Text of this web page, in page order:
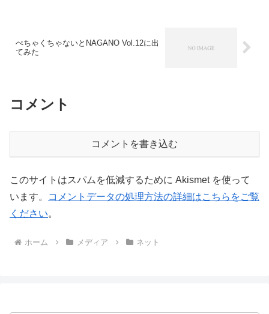
ぺちゃくちゃないとNAGANO Vol.12に出
てみた
コメント
コメントを書き込む
このサイトはスパムを低減するために Akismet を使って
います。
コメントデータの処理方法の詳細はこちらをご覧
ください。
ホーム メディア ネット